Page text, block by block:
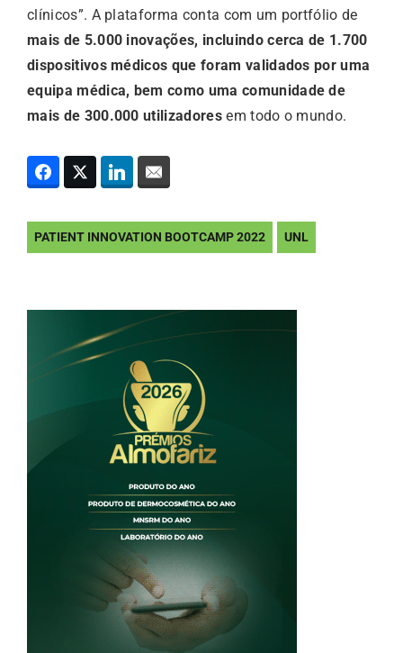
clínicos”. A plataforma conta com um portfólio de
mais de 5.000 inovações, incluindo cerca de 1.700
dispositivos médicos que foram validados por uma
equipa médica, bem como uma comunidade de
mais de 300.000 utilizadoresem todo o mundo.
PATIENT INNOVATION BOOTCAMP 2022 UNL